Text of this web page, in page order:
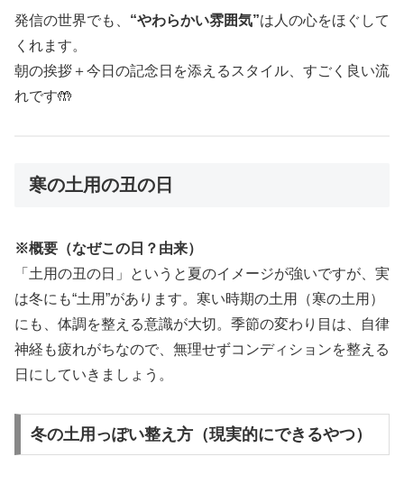
発信の世界でも、 “やわらかい雰囲気”は人の心をほぐして
くれます。
朝の挨拶＋今日の記念日を添えるスタイル、すごく良い流
れです🤲
寒の土用の丑の日
※概要（なぜこの日？由来）
「土用の丑の日」というと夏のイメージが強いですが、実
は冬にも“土用”があります。寒い時期の土用（寒の土用）
にも、体調を整える意識が大切。季節の変わり目は、自律
神経も疲れがちなので、無理せずコンディションを整える
日にしていきましょう。
冬の土用っぽい整え方（現実的にできるやつ）